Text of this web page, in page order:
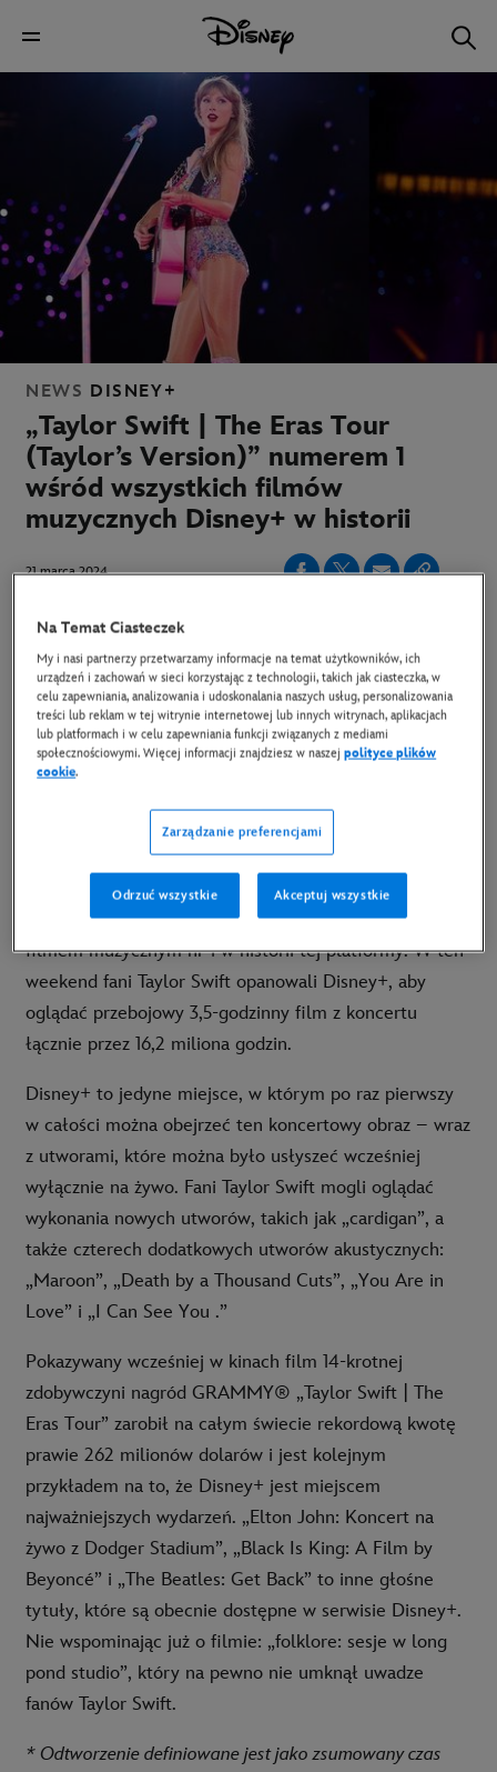
NEWS DISNEY+
„Taylor Swift | The Eras Tour
(Taylor’s Version)” numerem 1
wśród wszystkich filmów
muzycznych Disney+ w historii
21 marca 2024
3,5-godzinny film koncertowy został odtworzony
4,6 miliona razy i był oglądany w sumie przez 16,2
miliona godzin w Disney+ podczas premierowego
"Taylor Swift | The Eras Tour (Taylor’s Version)”
kontynuuje swoją rekordową passę – zdobywając 4,6
miliona odtworzeń* w Disney+ w 3 dni, co czyni go
filmem muzycznym nr 1 w historii tej platformy. W ten
weekend fani Taylor Swift opanowali Disney+, aby
oglądać przebojowy 3,5-godzinny film z koncertu
łącznie przez 16,2 miliona godzin.
Disney+ to jedyne miejsce, w którym po raz pierwszy
w całości można obejrzeć ten koncertowy obraz – wraz
z utworami, które można było usłyszeć wcześniej
wyłącznie na żywo. Fani Taylor Swift mogli oglądać
wykonania nowych utworów, takich jak „cardigan”, a
także czterech dodatkowych utworów akustycznych:
„Maroon”, „Death by a Thousand Cuts”, „You Are in
Love” i „I Can See You .”
Pokazywany wcześniej w kinach film 14-krotnej
zdobywczyni nagród GRAMMY® „Taylor Swift | The
Eras Tour” zarobił na całym świecie rekordową kwotę
prawie 262 milionów dolarów i jest kolejnym
przykładem na to, że Disney+ jest miejscem
najważniejszych wydarzeń. „Elton John: Koncert na
żywo z Dodger Stadium”, „Black Is King: A Film by
Beyoncé” i „The Beatles: Get Back” to inne głośne
tytuły, które są obecnie dostępne w serwisie Disney+.
Nie wspominając już o filmie: „folklore: sesje w long
pond studio”, który na pewno nie umknął uwadze
fanów Taylor Swift.
* Odtworzenie definiowane jest jako zsumowany czas
Na Temat Ciasteczek
My i nasi partnerzy przetwarzamy informacje na temat użytkowników, ich
urządzeń i zachowań w sieci korzystając z technologii, takich jak ciasteczka, w
celu zapewniania, analizowania i udoskonalania naszych usług, personalizowania
treści lub reklam w tej witrynie internetowej lub innych witrynach, aplikacjach
lub platformach i w celu zapewniania funkcji związanych z mediami
społecznościowymi. Więcej informacji znajdziesz w naszejpolityce plików
cookie.
Zarządzanie preferencjami
Odrzuć wszystkie Akceptuj wszystkie